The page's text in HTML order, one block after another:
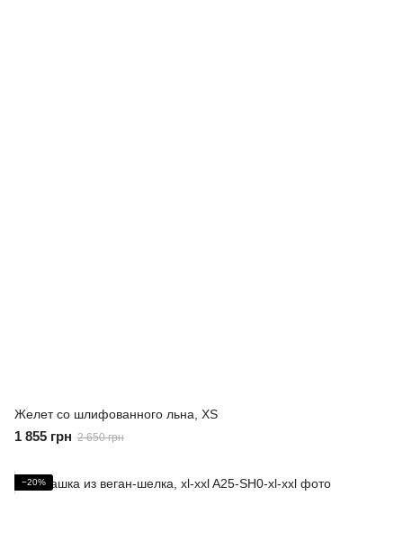
Желет со шлифованного льна, XS
1 855 грн 2 650 грн
−20%